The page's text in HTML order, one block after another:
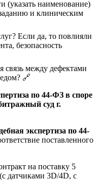
(указать наименование)
и клиническим
Если да, то повлияли
безопасность
связь между дефектами
🔗
по 44-ФЗ в споре
суд г.
экспертиза по 44-
поставленного
на поставку 5
датчиками 3D/4D, с